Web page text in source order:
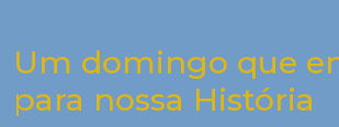
Um domingo que
para nossa História